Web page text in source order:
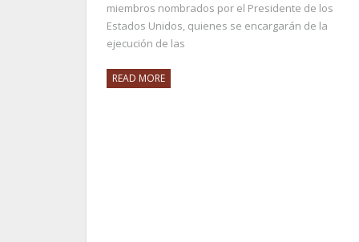
miembros nombrados por el Presidente de los
Estados Unidos, quienes se encargarán de la
ejecución de las
READ MORE